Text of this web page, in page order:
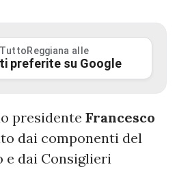
alle
preferite su Google
presidente Francesco
dai componenti del
e dai Consiglieri